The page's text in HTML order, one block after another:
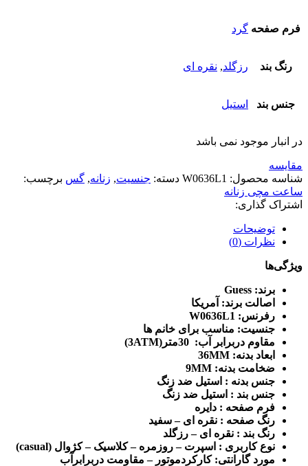
فرم صفحه گرد
رنگ بند رزگلد, نقره ای
جنس بند استیل
در انبار موجود نمی باشد
مقایسه
شناسه محصول: W0636L1 دسته: جنسیت, زنانه, گس برچسب:
ساعت مچی زنانه
اشتراک گذاری:
توضیحات
نظرات (0)
ویژگی‌ها
برند: Guess
اصالت برند: آمریکا
رفرنس: W0636L1
جنسیت: مناسب برای خانم ها
مقاوم دربرابر آب: 30متر(3ATM)
ابعاد بدنه: 36MM
ضخامت بدنه: 9MM
جنس بدنه : استیل ضد زنگ
جنس بند : استیل ضد زنگ
فرم صفحه : دایره
رنگ صفحه : نقره ای – سفید
رنگ بند : نقره ای – رزگلد
نوع کاربری : اسپرت – روزمره – کلاسیک – کژوال (casual)
مورد گارانتی: کارکردموتور – مقاومت دربرابرآب